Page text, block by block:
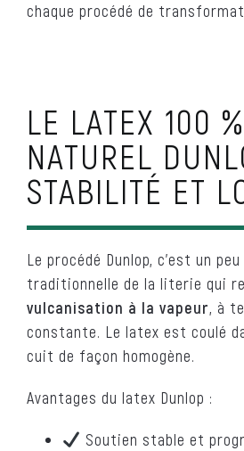
chaque procédé de
LE LATEX 100 %
NATUREL
STABILITÉ ET
Le procédé Dunlop, c’est un
traditionnelle de la literie qui
vulcanisation à la vapeur, à
constante. Le latex est coulé
cuit de façon homogène.
Avantages du latex Dunlop :
Soutien stable et